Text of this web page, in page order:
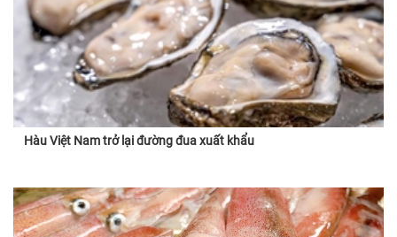
Hàu Việt Nam trở lại đường đua xuất khẩu